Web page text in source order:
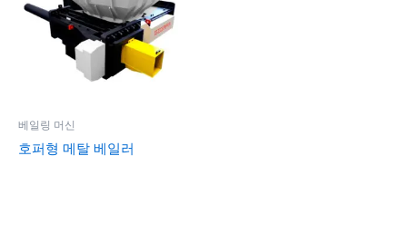
베일링 머신
호퍼형 메탈 베일러